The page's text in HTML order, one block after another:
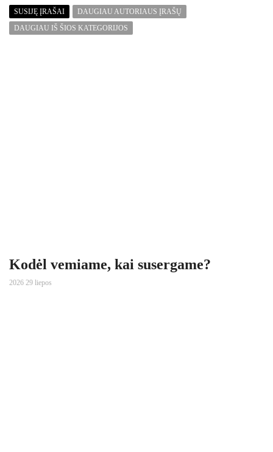
SUSIJĘ ĮRAŠAI
DAUGIAU AUTORIAUS ĮRAŠŲ
DAUGIAU IŠ ŠIOS KATEGORIJOS
Kodėl vemiame, kai susergame?
2026 29 liepos